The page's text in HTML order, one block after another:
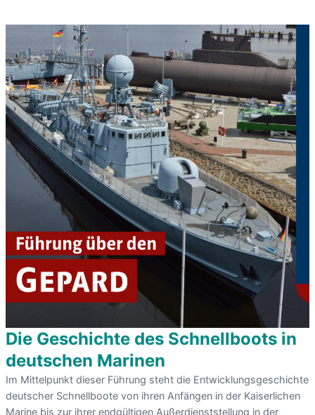
Die Geschichte des Schnellboots in
deutschen Marinen
Im Mittelpunkt dieser Führung steht die Entwicklungsgeschichte
deutscher Schnellboote von ihren Anfängen in der Kaiserlichen
Marine bis zur ihrer endgültigen Außerdienststellung in der